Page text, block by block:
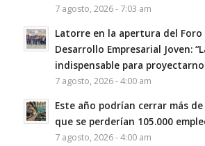
7 agosto, 2026 - 7:03 am
Latorre en la apertura del Foro
Desarrollo Empresarial Joven:
indispensable para
7 agosto, 2026 - 4:00 am
Este año podrían cerrar más de
que se perderían 105.000
7 agosto, 2026 - 4:00 am